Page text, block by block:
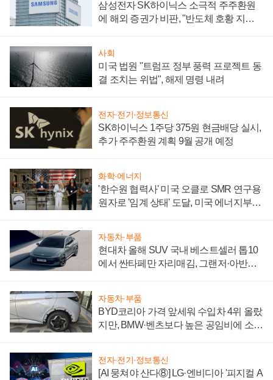
삼성전자 SK하이닉스 소극적 주주환원
에 해외 증권가 비판, "반도체 호황 지속
사회
미국 법원 "트럼프 정부 풍력 프로젝트 동
결 조치는 위법", 해제 명령 내려
전자·전기·정보통신
SK하이닉스 1주당 375원 현금배당 실시,
추가 주주환원 계획 9월 공개 예정
화학·에너지
'한수원 협력사' 미국 오클로 SMR 연구용
원자로 '임계 상태' 도달, 미국 에너지부
자동차·부품
현대차 올해 SUV 국내 베스트셀러 톱10
에서 싼타페만 자리매김, 그랜저·아반떼
자동차·부품
BYD코리아 가격 앞세워 수입차 4위 올랐
지만, BMW·벤츠보다 높은 공임비에 소비
전자·전기·정보통신
[AI 뭉쳐야 산다⑧] LG·엔비디아 '피지컬 A